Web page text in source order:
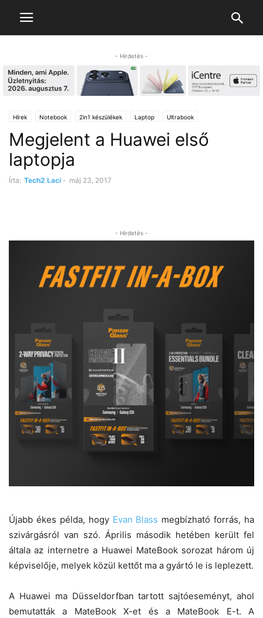
- Hirdetés -
Hírek Notebook 2in1 készülékek Laptop Ultrabook
Megjelent a Huawei első
laptopja
Írta: Tech2 Laci - máj 23, 2017
- Hirdetés -
Újabb ékes példa, hogy Evan Blass megbízható forrás, ha
szivárgásról van szó. Április második hetében került fel
általa az internetre a Huawei MateBook sorozat három új
képviselője, melyek közül kettőt ma a gyártó le is leplezett.
A Huawei ma Düsseldorfban tartott sajtóeseményt, ahol
bemutatták a MateBook X-et és a MateBook E-t. A